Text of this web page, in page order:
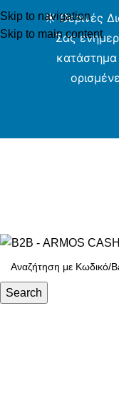
Skip to navigation
Skip to main content
☀️ Θερινές
Σας
κατάστημα
Search